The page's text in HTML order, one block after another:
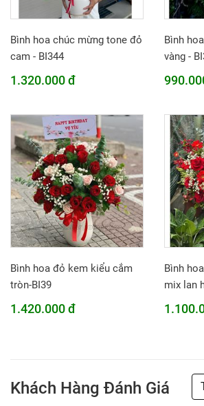
Bình hoa chúc mừng tone đỏ
cam - BI344
1.320.000 đ
Bình
vàng -
Bình hoa đỏ kem kiểu cắm
tròn-BI39
1.420.000 đ
Bình
mix lan
Khách Hàng Đánh Giá